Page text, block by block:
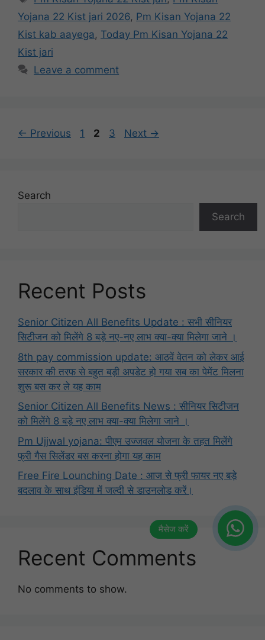
Yojana 22 Kist jari 2026, Pm Kisan Yojana 22
Kist kab aayega, Today Pm Kisan Yojana 22
Kist jari
Leave a comment
← Previous Page
1 Page
2 Page
3 Next →
Search
Search
Recent Posts
Senior Citizen All Benefits Update : सभी सीनियर
सिटीजन को मिलेंगे 8 बड़े नए-नए लाभ क्या-क्या मिलेगा जाने ।
8th pay commission update: आठवें वेतन को लेकर आई
सरकार की तरफ से बहुत बड़ी अपडेट हो गया सब का पेमेंट मिलना
शुरू बस कर ले यह काम
Senior Citizen All Benefits News : सीनियर सिटीजन
को मिलेंगे 8 बड़े नए लाभ क्या-क्या मिलेगा जाने ।
Pm Ujjwal yojana: पीएम उज्जवल योजना के तहत मिलेंगे
फ्री गैस सिलेंडर बस करना होगा यह काम
Free Fire Lounching Date : आज से फ्री फायर नए बड़े
बदलाव के साथ इंडिया में जल्दी से डाउनलोड करें।
Recent Comments
No comments to show.